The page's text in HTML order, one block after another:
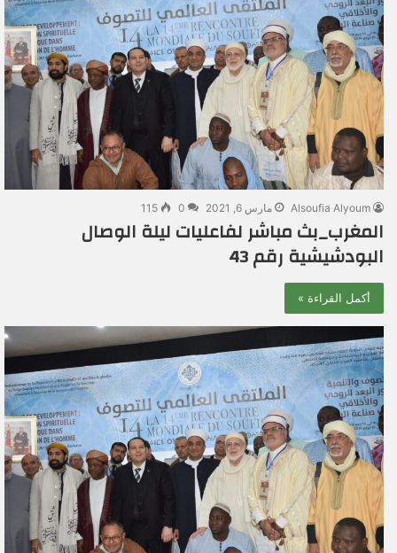
Alsoufia Alyoum مارس 6, 2021 0
115
المغرب_بث مباشر لفاعليات ليلة الوصال
البودشيشية رقم 43
أكمل القراءة »